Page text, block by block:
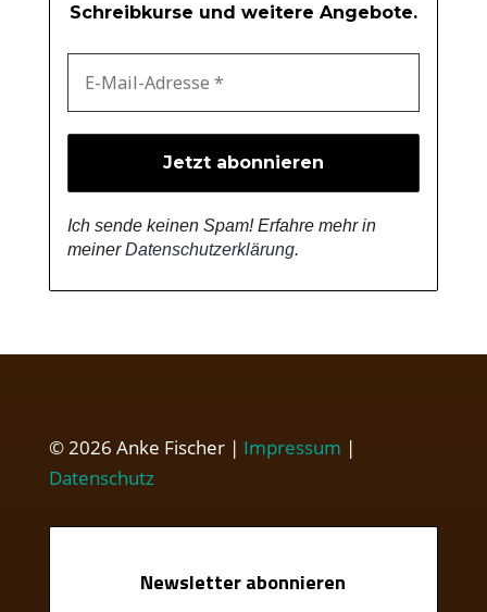
Schreibkurse und weitere Angebote.
Ich sende keinen Spam! Erfahre mehr in
meinerDatenschutzerklärung.
© 2026 Anke Fischer | Impressum |
Datenschutz
Newsletter abonnieren